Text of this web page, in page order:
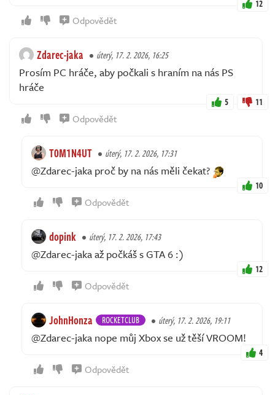
12
Odpovědět
Zdarec-jaka úterý, 17. 2. 2026, 16:25
Prosím PC hráče, aby počkali s hraním na nás PS
hráče
5 11
Odpovědět
T0M1N4UT úterý, 17. 2. 2026, 17:31
@Zdarec-jaka proč by na nás měli čekat?
10
Odpovědět
dopink úterý, 17. 2. 2026, 17:43
@Zdarec-jaka až počkáš s GTA 6 :)
12
Odpovědět
JohnHonza ROCKETCLUB úterý, 17. 2. 2026, 19:11
@Zdarec-jaka nope můj Xbox se už těší VROOM!
4
Odpovědět